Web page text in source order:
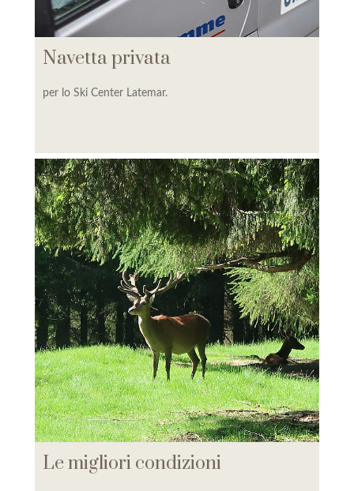
PAGAMENTO CAPARRA
COLOR HOME SUITE APARTMENTS
LAGORAI RESIDENCE
KRISTALL RESIDENCE
PREDAZZO RESIDENCE
Navetta privata
per lo Ski Center Latemar.
Le migliori condizioni